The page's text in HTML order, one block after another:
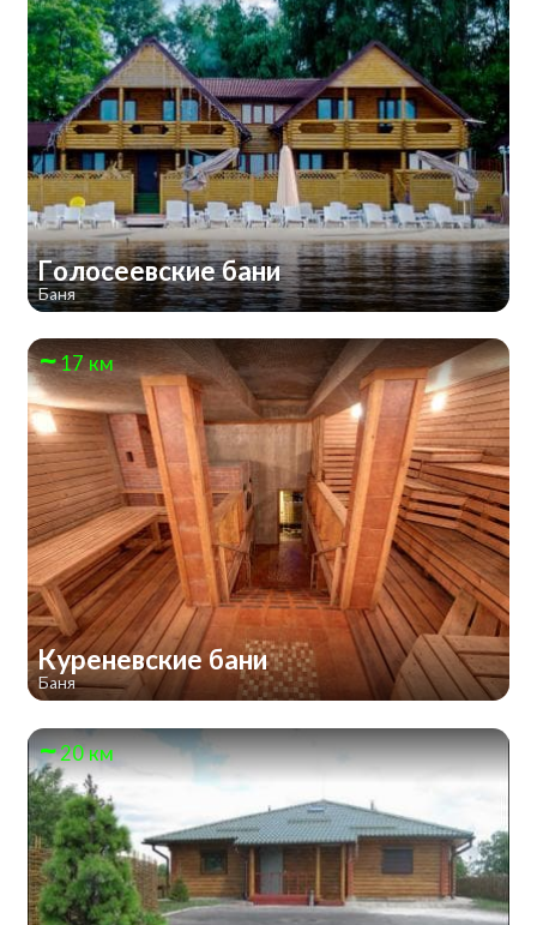
Голосеевские бани
Баня
17 км
Куреневские бани
Баня
20 км